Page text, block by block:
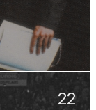
22